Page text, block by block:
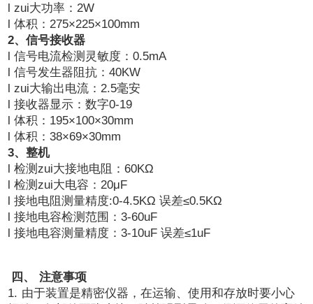
l zui大功率：2W
l 体积：275×225×100mm
2、信号接收器
l 信号电流检测灵敏度：0.5mA
l 信号发生器阻抗：40KW
l zui大输出电流：2.5毫安
l 接收器显示：数字0-19
l 体积：195×100×30mm
l 体积：38×69×30mm
3、整机
l 检测zui大接地电阻：60KΩ
l 检测zui大电容：20μF
l 接地电阻测量精度:0-4.5KΩ 误差≤0.5KΩ
l 接地电容检测范围：3-60uF
l 接地电容测量精度：3-10uF 误差≤1uF
四、
注意事项
1. 由于装置是精密仪器，在运输、使用和存放时要小心